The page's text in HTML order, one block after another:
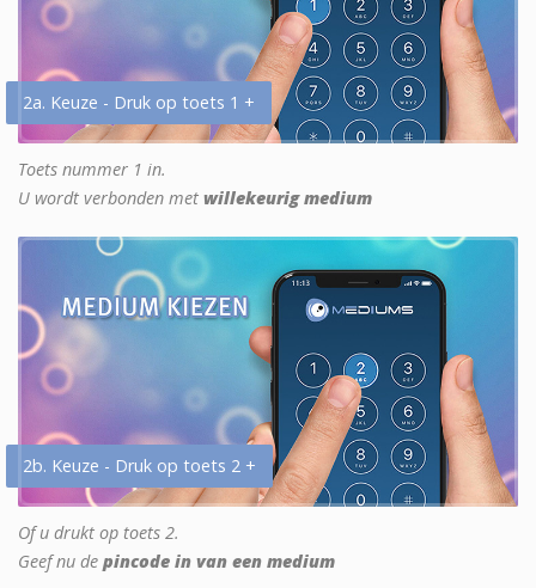
2a. Keuze - Druk op toets 1 +
Toets nummer 1 in.
U wordt verbonden met willekeurig medium
2b. Keuze - Druk op toets 2 +
Of u drukt op toets 2.
Geef nu de pincode in van een medium